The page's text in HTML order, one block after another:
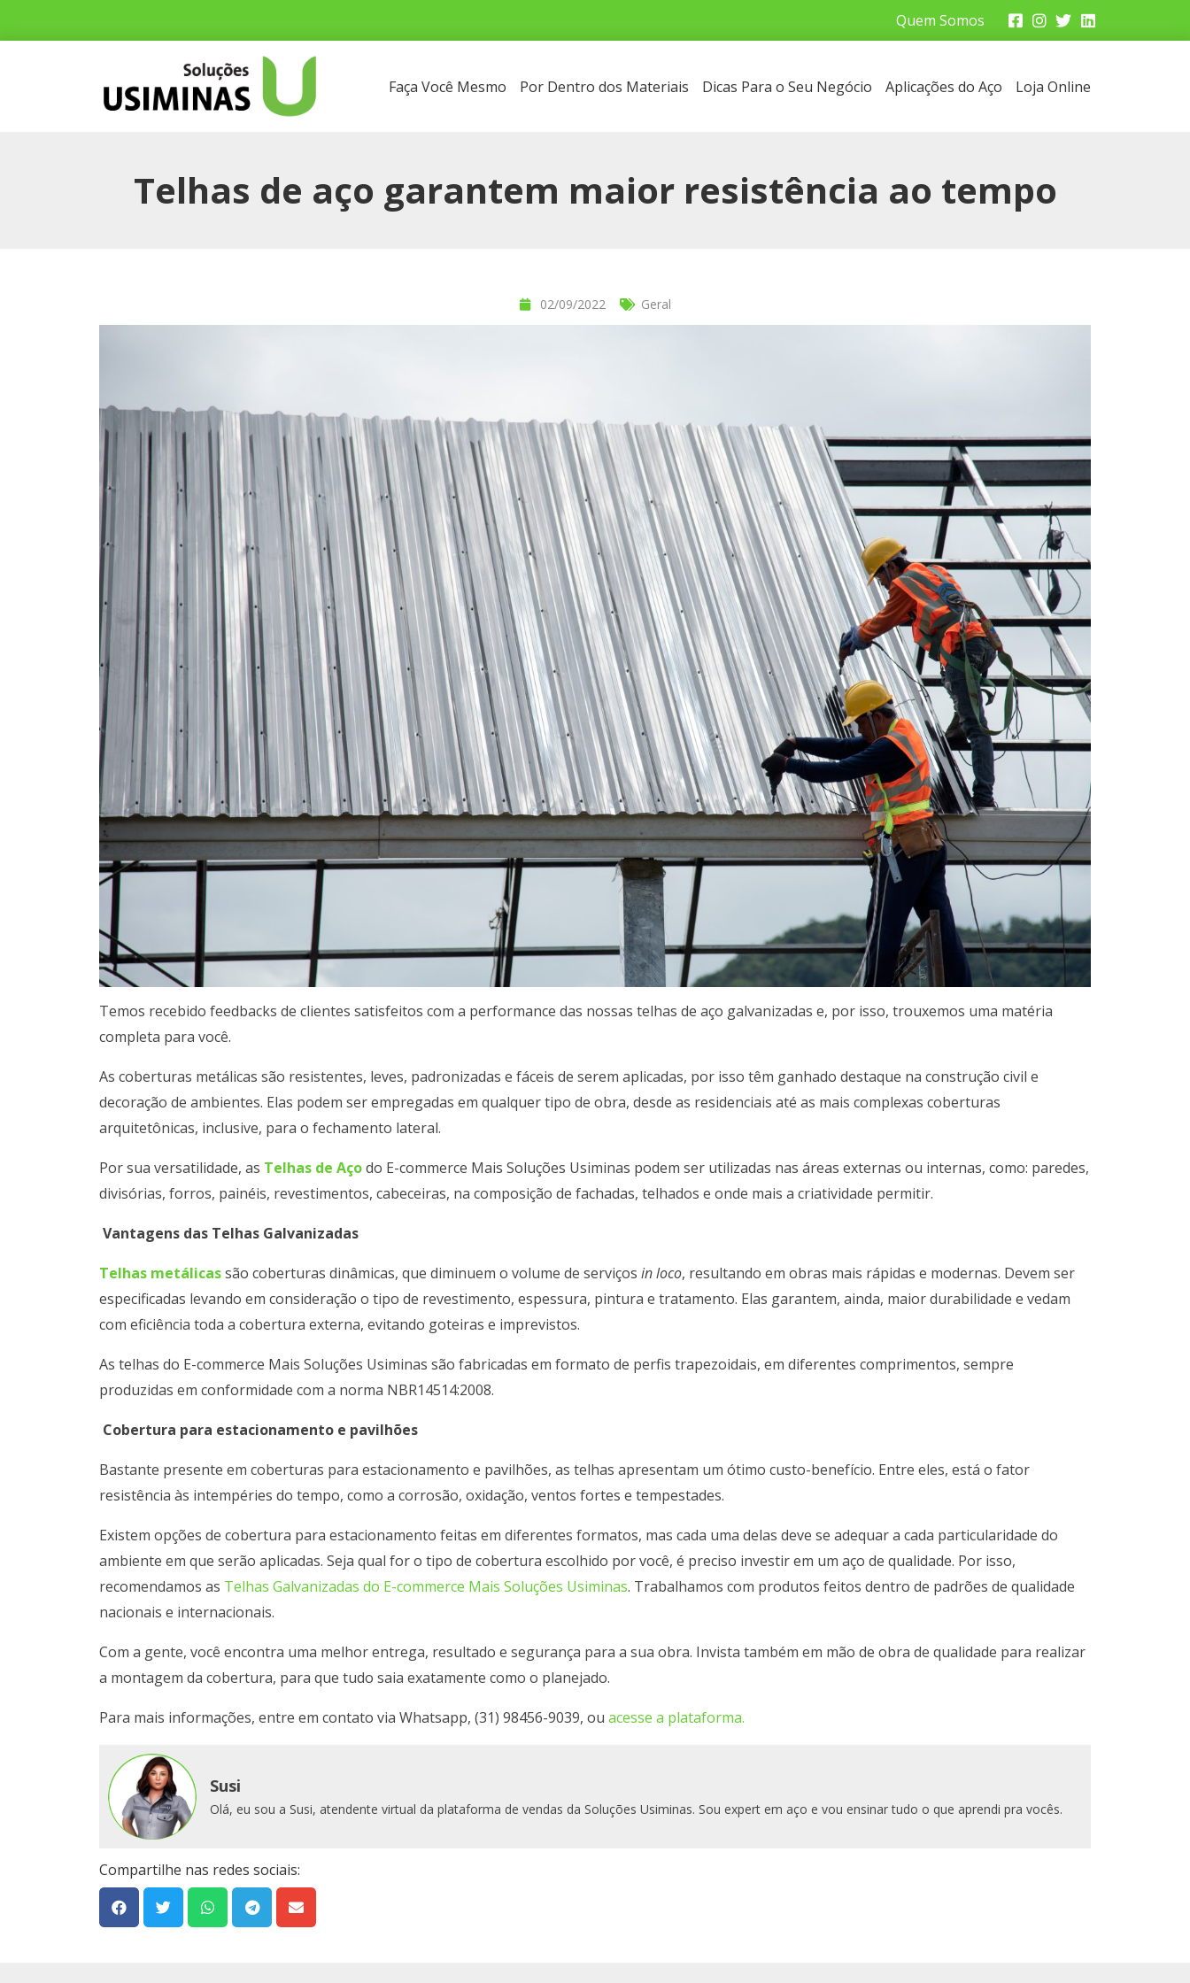
Quem Somos
Faça Você Mesmo Por Dentro dos Materiais Dicas Para o Seu Negócio Aplicações do Aço Loja Online
Telhas de aço garantem maior resistência ao tempo
02/09/2022 Geral
Temos recebido feedbacks de clientes satisfeitos com a performance das nossas telhas de aço galvanizadas e, por isso, trouxemos uma matéria
completa para você.
As coberturas metálicas são resistentes, leves, padronizadas e fáceis de serem aplicadas, por isso têm ganhado destaque na construção civil e
decoração de ambientes. Elas podem ser empregadas em qualquer tipo de obra, desde as residenciais até as mais complexas coberturas
arquitetônicas, inclusive, para o fechamento lateral.
Por sua versatilidade, as Telhas de Açodo E-commerce Mais Soluções Usiminas podem ser utilizadas nas áreas externas ou internas, como: paredes,
divisórias, forros, painéis, revestimentos, cabeceiras, na composição de fachadas, telhados e onde mais a criatividade permitir.
Vantagens das Telhas Galvanizadas
Telhas metálicassão coberturas dinâmicas, que diminuem o volume de serviços in loco, resultando em obras mais rápidas e modernas. Devem ser
especificadas levando em consideração o tipo de revestimento, espessura, pintura e tratamento. Elas garantem, ainda, maior durabilidade e vedam
com eficiência toda a cobertura externa, evitando goteiras e imprevistos.
As telhas do E-commerce Mais Soluções Usiminas são fabricadas em formato de perfis trapezoidais, em diferentes comprimentos, sempre
produzidas em conformidade com a norma NBR14514:2008.
Cobertura para estacionamento e pavilhões
Bastante presente em coberturas para estacionamento e pavilhões, as telhas apresentam um ótimo custo-benefício. Entre eles, está o fator
resistência às intempéries do tempo, como a corrosão, oxidação, ventos fortes e tempestades.
Existem opções de cobertura para estacionamento feitas em diferentes formatos, mas cada uma delas deve se adequar a cada particularidade do
ambiente em que serão aplicadas. Seja qual for o tipo de cobertura escolhido por você, é preciso investir em um aço de qualidade. Por isso,
recomendamos as Telhas Galvanizadas do E-commerce Mais Soluções Usiminas. Trabalhamos com produtos feitos dentro de padrões de qualidade
nacionais e internacionais.
Com a gente, você encontra uma melhor entrega, resultado e segurança para a sua obra. Invista também em mão de obra de qualidade para realizar
a montagem da cobertura, para que tudo saia exatamente como o planejado.
Para mais informações, entre em contato via Whatsapp, (31) 98456-9039, ou acesse a plataforma.
Susi
Olá, eu sou a Susi, atendente virtual da plataforma de vendas da Soluções Usiminas. Sou expert em aço e vou ensinar tudo o que aprendi pra vocês.
Compartilhe nas redes sociais: